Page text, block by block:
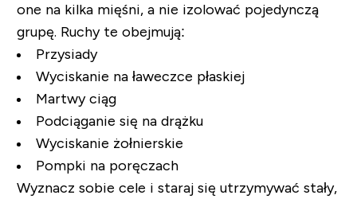
one na kilka mięśni, a nie izolować pojedynczą
grupę. Ruchy te obejmują:
Przysiady
Wyciskanie na ławeczce płaskiej
Martwy ciąg
Podciąganie się na drążku
Wyciskanie żołnierskie
Pompki na poręczach
Wyznacz sobie cele i staraj się utrzymywać stały,